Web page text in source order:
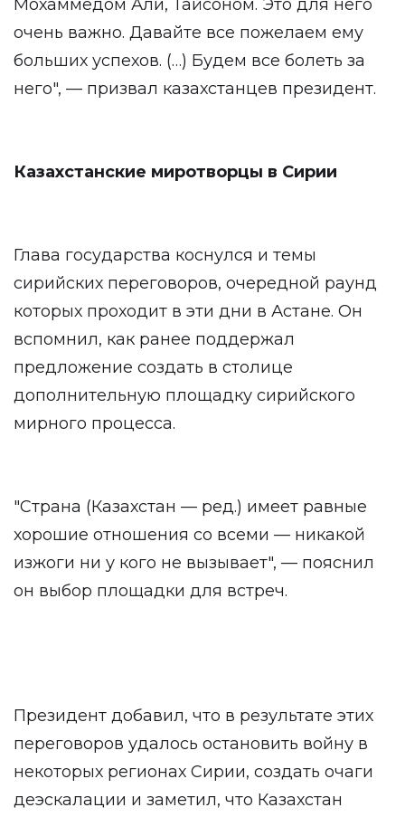
Мохаммедом Али, Тайсоном. Это для него
очень важно. Давайте все пожелаем ему
больших успехов. (…) Будем все болеть за
него", — призвал казахстанцев президент.
Казахстанские миротворцы в Сирии
Глава государства коснулся и темы
сирийских переговоров, очередной раунд
которых проходит в эти дни в Астане. Он
вспомнил, как ранее поддержал
предложение создать в столице
дополнительную площадку сирийского
мирного процесса.
"Страна (Казахстан — ред.) имеет равные
хорошие отношения со всеми — никакой
изжоги ни у кого не вызывает", — пояснил
он выбор площадки для встреч.
Президент добавил, что в результате этих
переговоров удалось остановить войну в
некоторых регионах Сирии, создать очаги
деэскалации и заметил, что Казахстан